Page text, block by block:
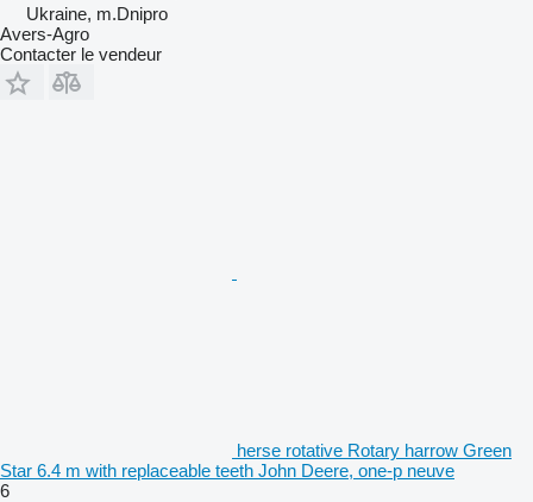
Ukraine, m.Dnipro
Avers-Agro
Contacter le vendeur
herse rotative Rotary harrow Green
Star 6.4 m with replaceable teeth John Deere, one-p neuve
6